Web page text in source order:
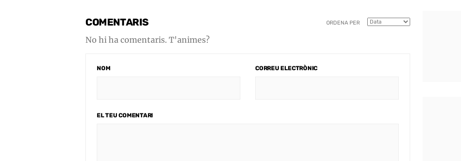
COMENTARIS ORDENA PER
No hi ha comentaris. T'animes?
NOM CORREU ELECTRÒNIC
EL TEU COMENTARI